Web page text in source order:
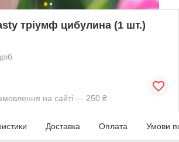
тріумф цибулина (1 шт.)
на сайті — 250 ₴
Доставка Оплата Умови